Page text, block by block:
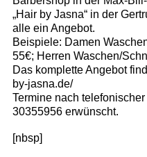
„Hair by Jasna“ in der
alle ein Angebot.
Beispiele: Damen
55€; Herren Waschen/
Das komplette Angebot
by-jasna.de/
Termine nach
30355956 erwünscht.
[nbsp]